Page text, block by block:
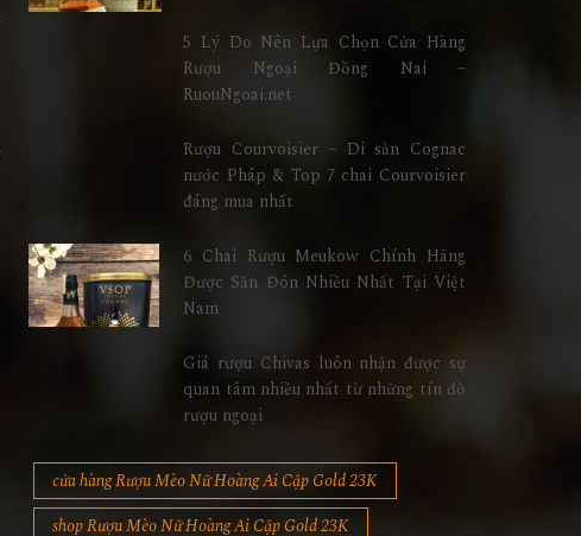
5 Lý Do Nên Lựa Chọn Cửa Hàng
Rượu Ngoại Đồng Nai –
RuouNgoai.net
Rượu Courvoisier – Di sản Cognac
nước Pháp & Top 7 chai Courvoisier
đáng mua nhất
6 Chai Rượu Meukow Chính Hãng
Được Săn Đón Nhiều Nhất Tại Việt
Nam
Giá rượu Chivas luôn nhận được sự
quan tâm nhiều nhất từ những tín đồ
rượu ngoại
cửa hàng Rượu Mèo Nữ Hoàng Ai Cập Gold 23K
shop Rượu Mèo Nữ Hoàng Ai Cập Gold 23K